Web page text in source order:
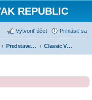
REPUBLIC
Prihlásiť sa
Vytvoriť účet
Predstavenie strojov Classic VN1700